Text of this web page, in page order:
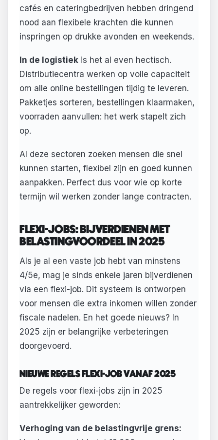
cafés en cateringbedrijven hebben dringend
nood aan flexibele krachten die kunnen
inspringen op drukke avonden en weekends.
In de logistiek is het al even hectisch.
Distributiecentra werken op volle capaciteit
om alle online bestellingen tijdig te leveren.
Pakketjes sorteren, bestellingen klaarmaken,
voorraden aanvullen: het werk stapelt zich
op.
Al deze sectoren zoeken mensen die snel
kunnen starten, flexibel zijn en goed kunnen
aanpakken. Perfect dus voor wie op korte
termijn wil werken zonder lange contracten.
FLEXI-JOBS: BIJVERDIENEN MET
BELASTINGVOORDEEL IN 2025
Als je al een vaste job hebt van minstens
4/5e, mag je sinds enkele jaren bijverdienen
via een flexi-job. Dit systeem is ontworpen
voor mensen die extra inkomen willen zonder
fiscale nadelen. En het goede nieuws? In
2025 zijn er belangrijke verbeteringen
doorgevoerd.
NIEUWE REGELS FLEXI-JOB VANAF 2025
De regels voor flexi-jobs zijn in 2025
aantrekkelijker geworden:
Verhoging van de belastingvrije grens: